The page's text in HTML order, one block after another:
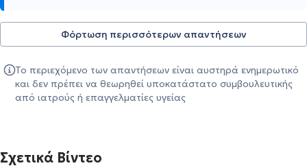
Φόρτωση περισσότερων απαντήσεων
Το περιεχόμενο των απαντήσεων είναι αυστηρά ενημερωτικό
και δεν πρέπει να θεωρηθεί υποκατάστατο συμβουλευτικής
από ιατρούς ή επαγγελματίες υγείας
Σχετικά Βίντεο